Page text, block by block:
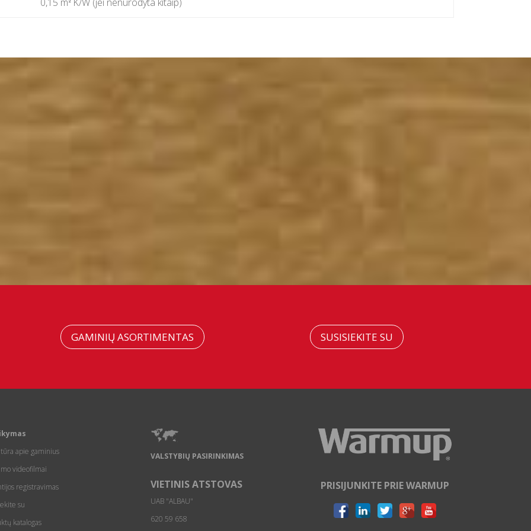
²
GAMINIŲ ASORTIMENTAS SUSISIEKITE SU
apie gaminius
videofilmai
registravimas
su
katalogas
VALSTYBIŲ PASIRINKIMAS
VIETINIS ATSTOVAS
UAB "ALBAU"
620 59 658
PRISIJUNKITE PRIE WARMUP